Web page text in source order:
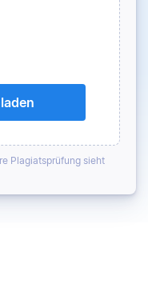
Plagiatsprüfung sieht